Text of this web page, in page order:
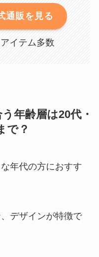
通販を見る
イテム多数
年齢層は20代・
で？
年代の方におすす
デザインが特徴で